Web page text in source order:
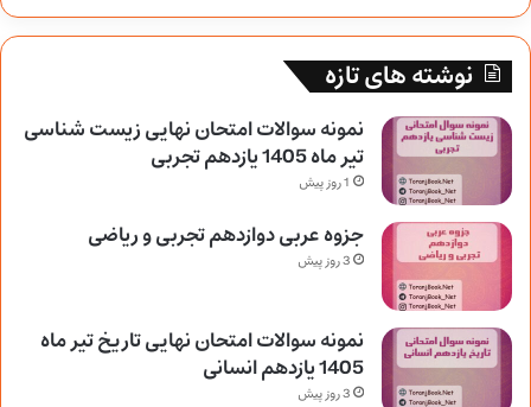
نوشته های تازه
نمونه سوالات امتحان نهایی زیست شناسی
تیر ماه 1405 یازدهم تجربی
1 روز پیش
جزوه عربی دوازدهم تجربی و ریاضی
3 روز پیش
نمونه سوالات امتحان نهایی تاریخ تیر ماه
1405 یازدهم انسانی
3 روز پیش